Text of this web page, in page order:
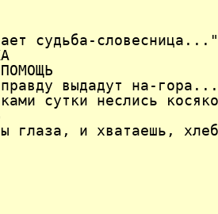
судьба-словесница..."
выдадут на-
сутки неслись
глаза, и хватаешь,